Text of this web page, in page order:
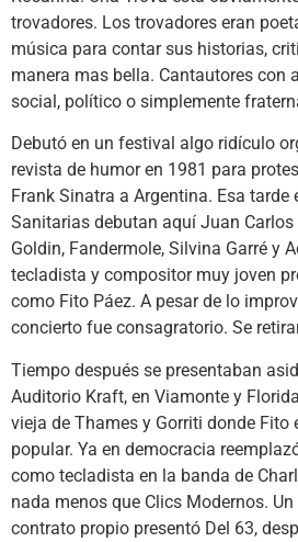
trovadores. Los trovadores eran
música para contar sus historias,
manera mas bella. Cantautores con
social, político o simplemente
Debutó en un festival algo ridículo
revista de humor en 1981 para
Frank Sinatra a Argentina. Esa tarde
Sanitarias debutan aquí Juan Carlos
Goldin, Fandermole, Silvina Garré y
tecladista y compositor muy joven
como Fito Páez. A pesar de lo
concierto fue consagratorio. Se
Tiempo después se presentaban
Auditorio Kraft, en Viamonte y
vieja de Thames y Gorriti donde Fito
popular. Ya en democracia
como tecladista en la banda de
nada menos que Clics Modernos.
contrato propio presentó Del 63,